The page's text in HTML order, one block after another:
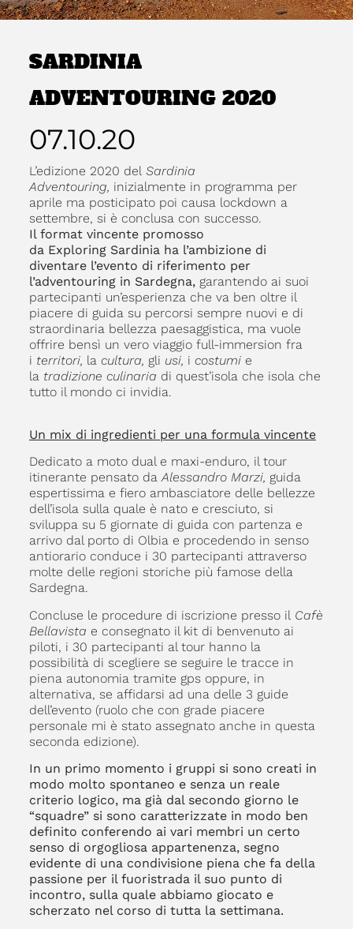
SARDINIA
ADVENTOURING 2020
07.10.20
L’edizione 2020 del Sardinia
Adventouring, inizialmente in programma per
aprile ma posticipato poi causa lockdown a
settembre, si è conclusa con successo.
Il format vincente promosso
da Exploring Sardinia ha l’ambizione di
diventare l’evento di riferimento per
l’adventouring in Sardegna, garantendo ai suoi
partecipanti un’esperienza che va ben oltre il
piacere di guida su percorsi sempre nuovi e di
straordinaria bellezza paesaggistica, ma vuole
offrire bensì un vero viaggio full-immersion fra
i territori, la cultura, gli usi, i costumi e
la tradizione culinaria di quest’isola che isola che
tutto il mondo ci invidia.
Un mix di ingredienti per una formula vincente
Dedicato a moto dual e maxi-enduro, il tour
itinerante pensato daAlessandro Marzi, guida
espertissima e fiero ambasciatore delle bellezze
dell’isola sulla quale è nato e cresciuto, si
sviluppa su 5 giornate di guida con partenza e
arrivo dal porto di Olbia e procedendo in senso
antiorario conduce i 30 partecipanti attraverso
molte delle regioni storiche più famose della
Sardegna.
Concluse le procedure di iscrizione presso il Cafè
Bellavista e consegnato il kit di benvenuto ai
piloti, i 30 partecipanti al tour hanno la
possibilità di scegliere se seguire le tracce in
piena autonomia tramite gps oppure, in
alternativa, se affidarsi ad una delle 3 guide
dell’evento (ruolo che con grade piacere
personale mi è stato assegnato anche in questa
seconda edizione).
In un primo momento i gruppi si sono creati in
modo molto spontaneo e senza un reale
criterio logico, ma già dal secondo giorno le
“squadre” si sono caratterizzate in modo ben
definito conferendo ai vari membri un certo
senso di orgogliosa appartenenza, segno
evidente di una condivisione piena che fa della
passione per il fuoristrada il suo punto di
incontro, sulla quale abbiamo giocato e
scherzato nel corso di tutta la settimana.